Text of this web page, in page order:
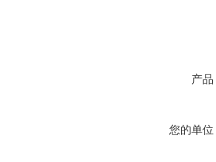
产品
您的单位